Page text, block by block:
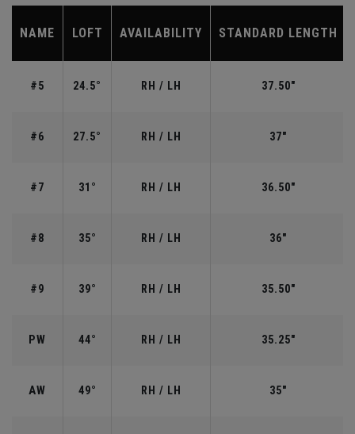
NAME LOFT AVAILABILITY STANDARD LENGTH
#5 24.5° RH / LH 37.50"
#6 27.5° RH / LH 37"
#7 31° RH / LH 36.50"
#8 35° RH / LH 36"
#9 39° RH / LH 35.50"
PW 44° RH / LH 35.25"
AW 49° RH / LH 35"